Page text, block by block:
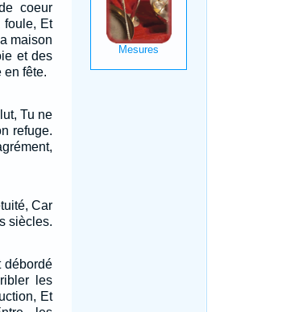
coeur
foule, Et
maison
et des
en fête.
Tu ne
refuge.
Car
siècles.
débordé
les
Et